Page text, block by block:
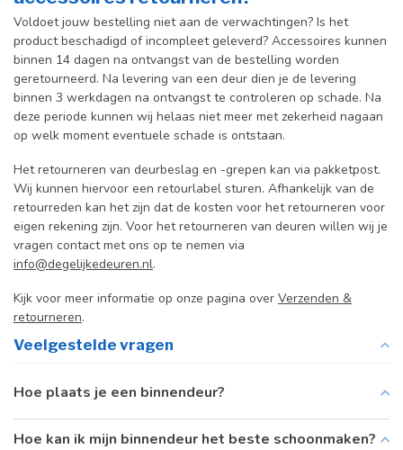
Voldoet jouw bestelling niet aan de verwachtingen? Is het
product beschadigd of incompleet geleverd? Accessoires kunnen
binnen 14 dagen na ontvangst van de bestelling worden
geretourneerd. Na levering van een deur dien je de levering
binnen 3 werkdagen na ontvangst te controleren op schade. Na
deze periode kunnen wij helaas niet meer met zekerheid nagaan
op welk moment eventuele schade is ontstaan.
Het retourneren van deurbeslag en -grepen kan via pakketpost.
Wij kunnen hiervoor een retourlabel sturen. Afhankelijk van de
retourreden kan het zijn dat de kosten voor het retourneren voor
eigen rekening zijn. Voor het retourneren van deuren willen wij je
vragen contact met ons op te nemen via
info@degelijkedeuren.nl.
Kijk voor meer informatie op onze pagina over Verzenden &
retourneren.
Veelgestelde vragen
Hoe plaats je een binnendeur?
Hoe kan ik mijn binnendeur het beste schoonmaken?